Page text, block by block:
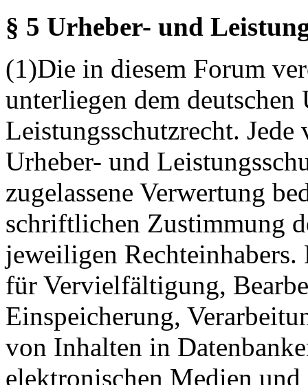
§ 5 Urheber- und
(1)Die in diesem Forum
unterliegen dem deutschen
Leistungsschutzrecht. Jede
Urheber- und
zugelassene Verwertung
schriftlichen Zustimmung
jeweiligen
für Vervielfältigung,
Einspeicherung,
von Inhalten in
elektronischen Medien